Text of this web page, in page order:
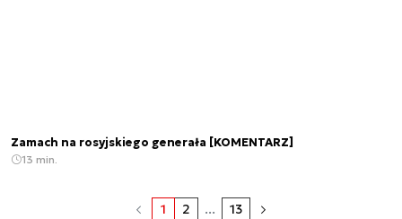
Zamach na rosyjskiego generała [KOMENTARZ]
13 min.
1 2 ... 13